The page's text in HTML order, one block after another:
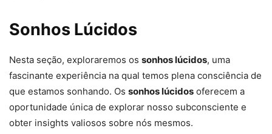
Sonhos Lúcidos
Nesta seção, exploraremos os sonhos lúcidos, uma
fascinante experiência na qual temos plena consciência de
que estamos sonhando. Os sonhos lúcidos oferecem a
oportunidade única de explorar nosso subconsciente e
obter insights valiosos sobre nós mesmos.